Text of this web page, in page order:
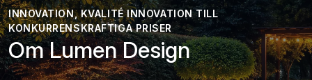
INNOVATION, KVALITÉ INNOVATION TILL
KONKURRENSKRAFTIGA PRISER
Om Lumen Design